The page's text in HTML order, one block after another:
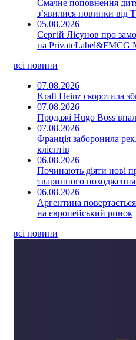
Смачне поповнення
з’явилися новинки
05.08.2026
Сергій Лісунов про
на PrivateLabel&FMCG
всі новини
07.08.2026
Kraft Heinz скоротила
07.08.2026
Продажі Hugo Boss
07.08.2026
Франція заборонила
клієнтів
06.08.2026
Починають діяти нові
тваринного
06.08.2026
Аргентина
на європейський ринок
всі новини